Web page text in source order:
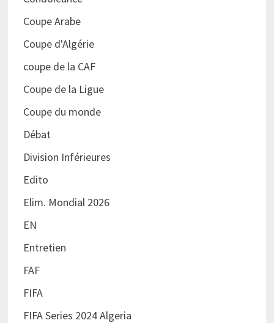
Coupe Arabe
Coupe d'Algérie
coupe de la CAF
Coupe de la Ligue
Coupe du monde
Débat
Division Inférieures
Edito
Elim. Mondial 2026
EN
Entretien
FAF
FIFA
FIFA Series 2024 Algeria